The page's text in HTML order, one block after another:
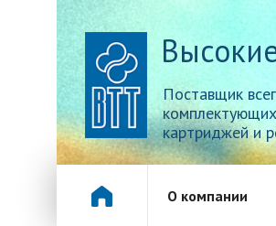
Поставщик
картриджей и
О компании